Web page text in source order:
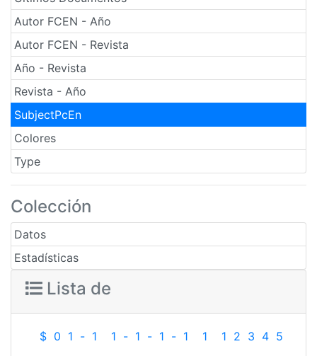
Autor FCEN - Año
Autor FCEN - Revista
Año - Revista
Revista - Año
SubjectPcEn
Colores
Type
Colección
Datos
Estadísticas
Lista de
$ 0 1 - 1 1 - 1 - 1 - 1 1 1 2 3 4 5